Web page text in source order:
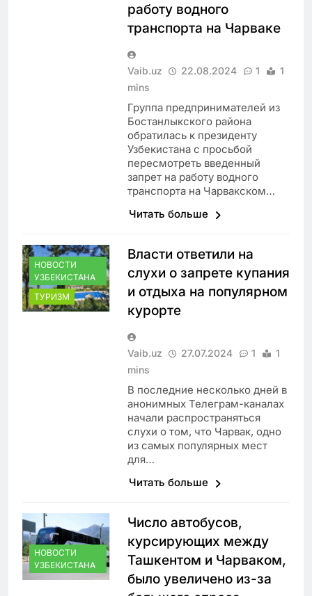
работу водного
транспорта на Чарваке
Vaib.uz 22.08.2024 1
1
mins
Группа предпринимателей из
Бостанлыкского района
обратилась к президенту
Узбекистана с просьбой
пересмотреть введенный
запрет на работу водного
транспорта на Чарвакском…
Читать больше
НОВОСТИ
УЗБЕКИСТАНА
ТУРИЗМ
Власти ответили на
слухи о запрете купания
и отдыха на популярном
курорте
Vaib.uz 27.07.2024 1
1
mins
В последние несколько дней в
анонимных Телеграм-каналах
начали распространяться
слухи о том, что Чарвак, одно
из самых популярных мест
для…
Читать больше
НОВОСТИ
УЗБЕКИСТАНА
Число автобусов,
курсирующих между
Ташкентом и Чарваком,
было увеличено из-за